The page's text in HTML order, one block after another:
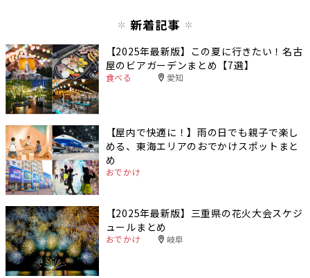
新着記事
【2025年最新版】この夏に行きたい！名古
屋のビアガーデンまとめ【7選】
食べる 愛知
【屋内で快適に！】雨の日でも親子で楽し
める、東海エリアのおでかけスポットまと
め
おでかけ
【2025年最新版】三重県の花火大会スケジ
ュールまとめ
おでかけ 岐阜